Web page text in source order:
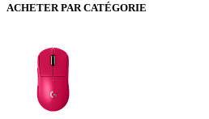
ACHETER PAR CATÉGORIE